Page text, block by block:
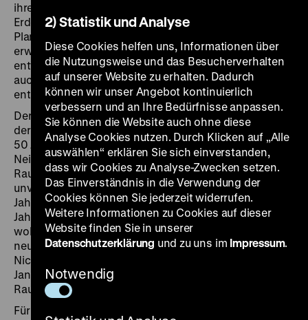
ihrer Umlaufbahnen dem Bewusstsein, dass nicht die
Erde sondern die Sonne der Mittelpunkt des
Planetensystems ist. Mit dem neuen Wissen und den
erweiterten technischen Möglichkeiten der Raumfahrt
entwickelte sich die Vorstellung des Weltalls parallel
auch in der Fiktion weiter: Das „Science-Fiction“-Genre
entstand.
Der Raumfahrt – seit einem Jahrhundert Bestandteil
der Erforschung des Weltraums – gelangen vor etwa
50 Jahren die ersten bedeutenden Fortschritte. Bevor
Neil Armstrong 1969 auf dem Mond landete, war es die
Raumsonde „Luna 9“, die am 3. Februar 1966
unversehrt den Mond erreichte. Vor inzwischen zehn
Jahren startete die Raumsonde „New Horizons“. Im
Jahr 2015 flog sie an dem Zwergplaneten Pluto vorbei,
wobei ihr erstaunliche Aufnahmen gelangen, die zu
neuen Erkenntnissen über den Himmelskörper führten.
Nicht immer jedoch war die Raumfahrt erfolgreich: Im
Januar 1986 – vor 30 Jahren – explodierte die
Raumfähre „Challenger“ 73 Sekunden nach dem Start.
Für den Menschen ist das Universum noch immer eine
2) Statistik und Analyse
Diese Cookies helfen uns, Informationen über
die Nutzungsweise und das Besucherverhalten
auf unserer Website zu erhalten. Dadurch
können wir unser Angebot kontinuierlich
verbessern und an Ihre Bedürfnisse anpassen.
Sie können die Website auch ohne diese
Analyse Cookies nutzen. Durch Klicken auf „Alle
auswählen“ erklären Sie sich einverstanden,
dass wir Cookies zu Analyse-Zwecken setzen.
Das Einverständnis in die Verwendung der
Cookies können Sie jederzeit widerrufen.
Weitere Informationen zu Cookies auf dieser
Website finden Sie in unserer
Datenschutzerklärung und zu uns im Impressum.
Notwendig